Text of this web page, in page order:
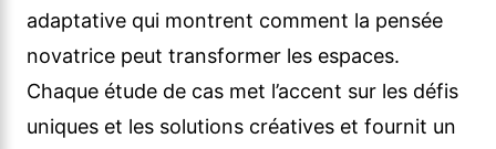
adaptative qui montrent comment la pensée
novatrice peut transformer les espaces.
Chaque étude de cas met l’accent sur les défis
uniques et les solutions créatives et fournit un